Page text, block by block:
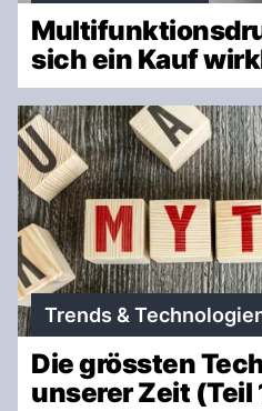
sich ein Kauf
Trends &
Die grössten
unserer Zeit (Teil